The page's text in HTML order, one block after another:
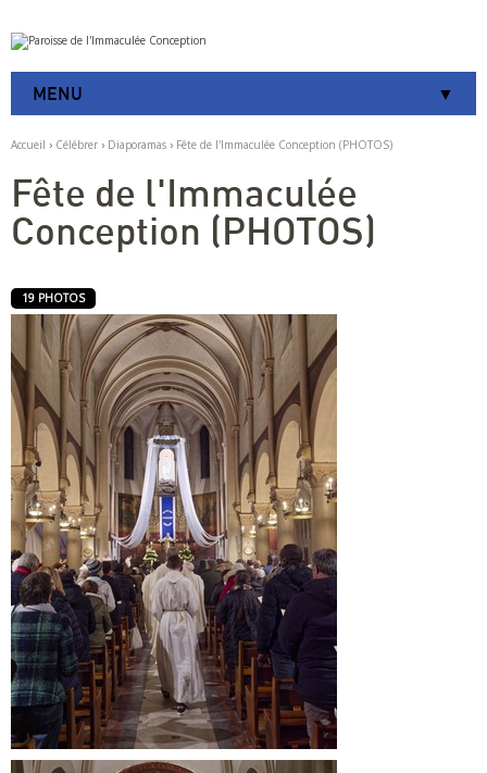
Aller
au
contenu.
à
navigation
Outils
personnels
MENU
Accueil › Célébrer › Diaporamas › Fête de l'Immaculée Conception (PHOTOS)
Fête de l'Immaculée
Conception (PHOTOS)
19 PHOTOS